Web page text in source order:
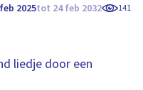
2025tot 24 feb 2032 141
liedje door een